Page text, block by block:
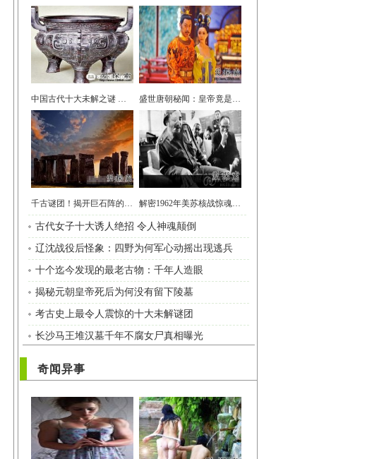
中国古代十大未解之谜 古墓长明灯不熄之谜 盛世唐朝秘闻：皇帝竟是大多死于非命
千古谜团！揭开巨石阵的真正用途有哪些 解密1962年美苏核战惊魂（图）
古代女子十大诱人绝招 令人神魂颠倒
辽沈战役后怪象：四野为何军心动摇出现逃兵
十个迄今发现的最老古物：千年人造眼
揭秘元朝皇帝死后为何没有留下陵墓
考古史上最令人震惊的十大未解谜团
长沙马王堆汉墓千年不腐女尸真相曝光
奇闻异事